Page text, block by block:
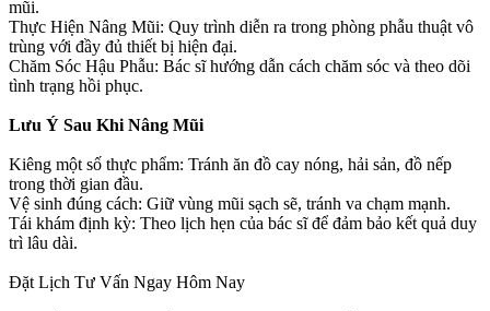
mũi.
Thực Hiện Nâng Mũi: Quy trình diễn ra trong phòng phẫu thuật vô
trùng với đầy đủ thiết bị hiện đại.
Chăm Sóc Hậu Phẫu: Bác sĩ hướng dẫn cách chăm sóc và theo dõi
tình trạng hồi phục.
Lưu Ý Sau Khi Nâng Mũi
Kiêng một số thực phẩm: Tránh ăn đồ cay nóng, hải sản, đồ nếp
trong thời gian đầu.
Vệ sinh đúng cách: Giữ vùng mũi sạch sẽ, tránh va chạm mạnh.
Tái khám định kỳ: Theo lịch hẹn của bác sĩ để đảm bảo kết quả duy
trì lâu dài.
Đặt Lịch Tư Vấn Ngay Hôm Nay